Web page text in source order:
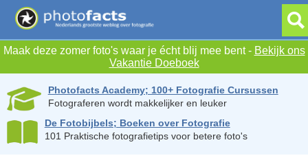
Maak deze zomer foto's waar je écht blij mee bent - Bekijk ons
Vakantie Doeboek
Photofacts Academy; 100+ Fotografie Cursussen
Fotograferen wordt makkelijker en leuker
De Fotobijbels; Boeken over Fotografie
101 Praktische fotografietips voor betere foto's